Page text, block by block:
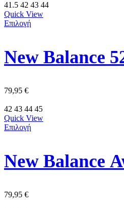
41.5 42 43 44
Quick View
Επιλογή
79,95 €
42 43 44 45
Quick View
Επιλογή
79,95 €